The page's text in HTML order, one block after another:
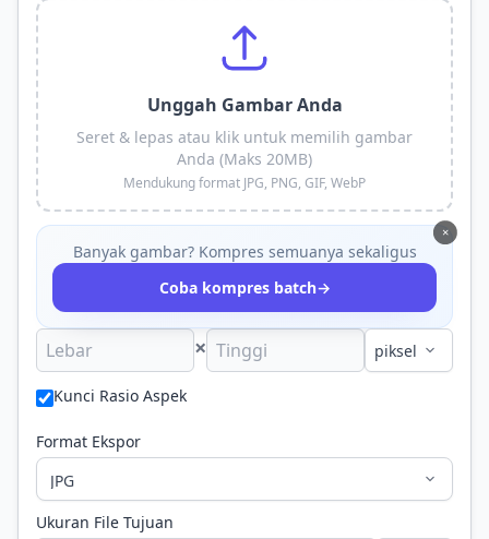
Unggah Gambar Anda
Seret & lepas atau klik untuk memilih gambar
Anda (Maks 20MB)
Mendukung format JPG, PNG, GIF, WebP
×
Banyak gambar? Kompres semuanya sekaligus
Coba kompres batch→
×
Kunci Rasio Aspek
Format Ekspor
Ukuran File Tujuan